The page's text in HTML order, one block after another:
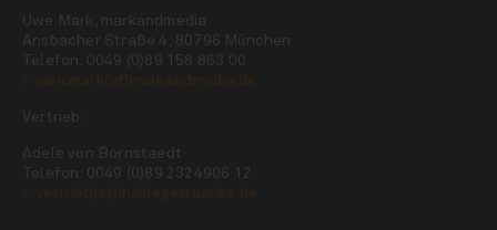
Uwe Mark, markandmedia
Ansbacher Straße 4, 80796 München
Telefon: 0049 (0)89 158 863 00
Vertrieb:
Adele von Bornstaedt
Telefon: 0049 (0)89 2324906 12